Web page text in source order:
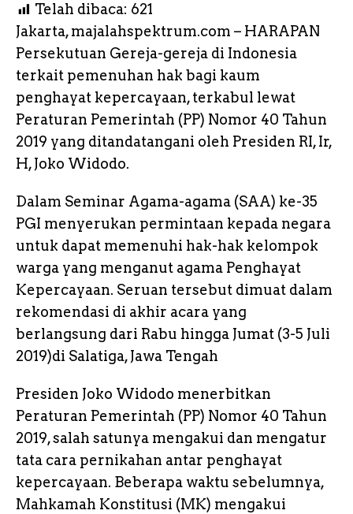
c
e
b
o
o
k
it
te
r
a
ts
A
p
p
n
e a
o
s
e
n
g
e
y
p
e
a
il
p
y
n
k
Telah dibaca: 621
Jakarta, majalahspektrum.com – HARAPAN
Persekutuan Gereja-gereja di Indonesia
terkait pemenuhan hak bagi kaum
penghayat kepercayaan, terkabul lewat
Peraturan Pemerintah (PP) Nomor 40 Tahun
2019 yang ditandatangani oleh Presiden RI, Ir,
H, Joko Widodo.
Dalam Seminar Agama-agama (SAA) ke-35
PGI menyerukan permintaan kepada negara
untuk dapat memenuhi hak-hak kelompok
warga yang menganut agama Penghayat
Kepercayaan. Seruan tersebut dimuat dalam
rekomendasi di akhir acara yang
berlangsung dari Rabu hingga Jumat (3-5 Juli
2019)di Salatiga, Jawa Tengah
Presiden Joko Widodo menerbitkan
Peraturan Pemerintah (PP) Nomor 40 Tahun
2019, salah satunya mengakui dan mengatur
tata cara pernikahan antar penghayat
kepercayaan. Beberapa waktu sebelumnya,
Mahkamah Konstitusi (MK) mengakui